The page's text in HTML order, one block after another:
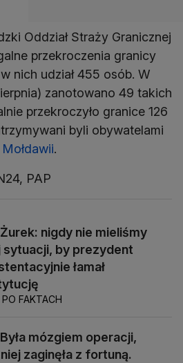
Oddział Straży Granicznej
przekroczenia granicy
nich udział 455 osób. W
zanotowano 49 takich
przekroczyło granice 126
byli obywatelami
Mołdawii.
PAP
Żurek: nigdy nie mieliśmy
sytuacji, by prezydent
łamał
FAKTACH
Była mózgiem operacji,
zaginęła z fortuną.